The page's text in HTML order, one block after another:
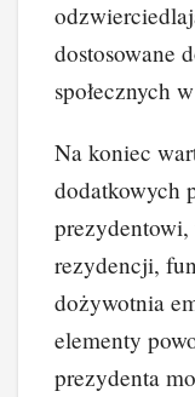
dostosowane
społecznych
Na koniec
dodatkowych
rezydencji,
dożywotnia
elementy
prezydenta